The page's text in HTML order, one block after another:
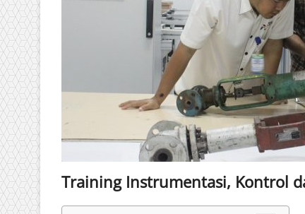
Training Instrumentasi, Kontrol